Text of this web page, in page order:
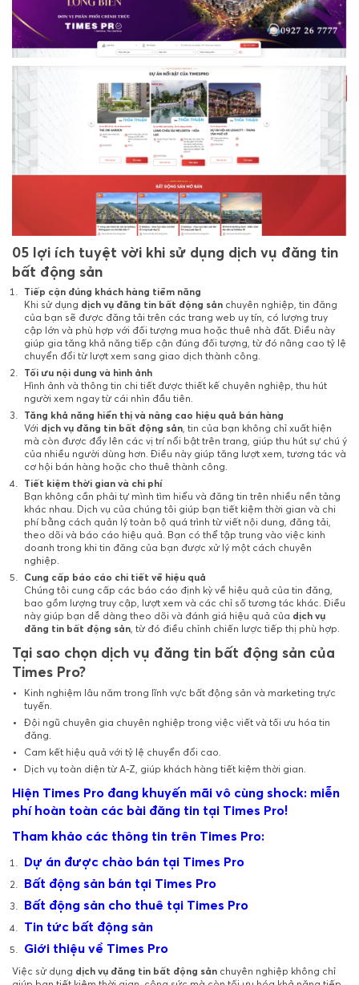
05 lợi ích tuyệt vời khi sử dụng dịch vụ đăng tin
bất động sản
Tiếp cận đúng khách hàng tiềm năng
Khi sử dụng dịch vụ đăng tin bất động sản chuyên nghiệp, tin đăng
của bạn sẽ được đăng tải trên các trang web uy tín, có lượng truy
cập lớn và phù hợp với đối tượng mua hoặc thuê nhà đất. Điều này
giúp gia tăng khả năng tiếp cận đúng đối tượng, từ đó nâng cao tỷ lệ
chuyển đổi từ lượt xem sang giao dịch thành công.
Tối ưu nội dung và hình ảnh
Hình ảnh và thông tin chi tiết được thiết kế chuyên nghiệp, thu hút
người xem ngay từ cái nhìn đầu tiên.
Tăng khả năng hiển thị và nâng cao hiệu quả bán hàng
Với dịch vụ đăng tin bất động sản, tin của bạn không chỉ xuất hiện
mà còn được đẩy lên các vị trí nổi bật trên trang, giúp thu hút sự chú ý
của nhiều người dùng hơn. Điều này giúp tăng lượt xem, tương tác và
cơ hội bán hàng hoặc cho thuê thành công.
Tiết kiệm thời gian và chi phí
Bạn không cần phải tự mình tìm hiểu và đăng tin trên nhiều nền tảng
khác nhau. Dịch vụ của chúng tôi giúp bạn tiết kiệm thời gian và chi
phí bằng cách quản lý toàn bộ quá trình từ viết nội dung, đăng tải,
theo dõi và báo cáo hiệu quả. Bạn có thể tập trung vào việc kinh
doanh trong khi tin đăng của bạn được xử lý một cách chuyên
nghiệp.
Cung cấp báo cáo chi tiết về hiệu quả
Chúng tôi cung cấp các báo cáo định kỳ về hiệu quả của tin đăng,
bao gồm lượng truy cập, lượt xem và các chỉ số tương tác khác. Điều
này giúp bạn dễ dàng theo dõi và đánh giá hiệu quả của dịch vụ
đăng tin bất động sản, từ đó điều chỉnh chiến lược tiếp thị phù hợp.
Tại sao chọn dịch vụ đăng tin bất động sản của
Times Pro?
Kinh nghiệm lâu năm trong lĩnh vực bất động sản và marketing trực
tuyến.
Đội ngũ chuyên gia chuyên nghiệp trong việc viết và tối ưu hóa tin
đăng.
Cam kết hiệu quả với tỷ lệ chuyển đổi cao.
Dịch vụ toàn diện từ A-Z, giúp khách hàng tiết kiệm thời gian.
Hiện Times Pro đang khuyến mãi vô cùng shock: miễn
phí hoàn toàn các bài đăng tin tại Times Pro!
Tham khảo các thông tin trên Times Pro:
Dự án được chào bán tại Times Pro
Bất động sản bán tại Times Pro
Bất động sản cho thuê tại Times Pro
Tin tức bất động sản
Giới thiệu về Times Pro
Việc sử dụng dịch vụ đăng tin bất động sản chuyên nghiệp không chỉ